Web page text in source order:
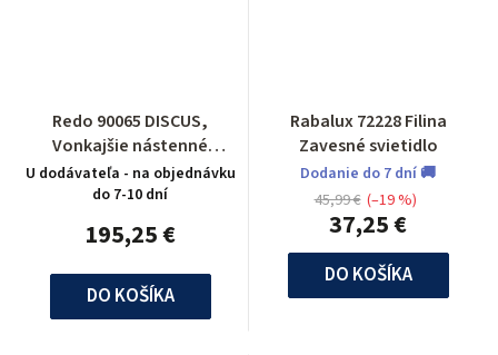
Redo 90065 DISCUS,
Vonkajšie nástenné
svietidlo
U dodávateľa - na objednávku
do 7-10 dní
195,25 €
DO KOŠÍKA
Rabalux 72228 Filina
Zavesné svietidlo
Dodanie do 7 dní 🚚
37,25 €
45,99 € (–19 %)
DO KOŠÍKA